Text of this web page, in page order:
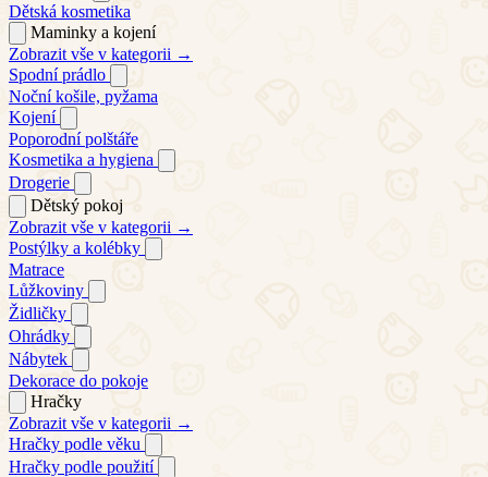
Dětská kosmetika
Maminky a kojení
Zobrazit vše v kategorii →
Spodní prádlo
Noční košile, pyžama
Kojení
Poporodní polštáře
Kosmetika a hygiena
Drogerie
Dětský pokoj
Zobrazit vše v kategorii →
Postýlky a kolébky
Matrace
Lůžkoviny
Židličky
Ohrádky
Nábytek
Dekorace do pokoje
Hračky
Zobrazit vše v kategorii →
Hračky podle věku
Hračky podle použití